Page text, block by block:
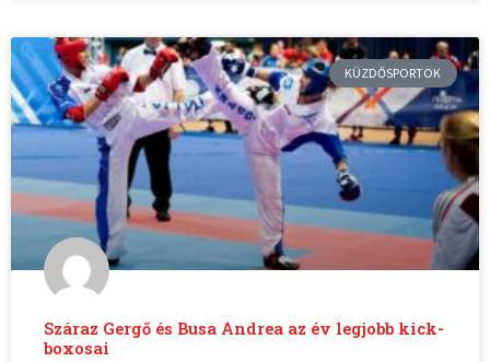
KÜZDŐSPORTOK
Száraz Gergő és Busa Andrea az év legjobb kick-
boxosai